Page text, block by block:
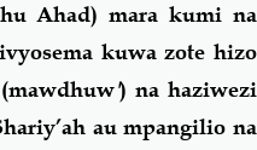
Ahad) mara kumi na
kuwa zote hizo
mawdhuw') na haziwezi
au mpangilio na